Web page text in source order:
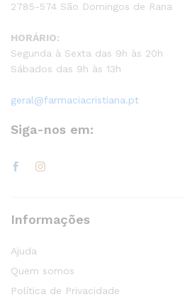
2785-574 São Domingos de Rana
HORÁRIO:
Segunda à Sexta das 9h às 20h
Sábados das 9h às 13h
geral@farmaciacristiana.pt
Siga-nos em:
Informações
Ajuda
Quem somos
Política de Privacidade